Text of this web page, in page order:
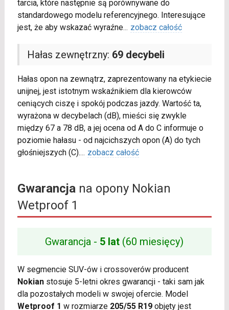
tarcia, które następnie są porównywane do
standardowego modelu referencyjnego. Interesujące
jest, że aby wskazać wyraźne... zobacz całość
Hałas zewnętrzny: 69 decybeli
Hałas opon na zewnątrz, zaprezentowany na etykiecie
unijnej, jest istotnym wskaźnikiem dla kierowców
ceniących ciszę i spokój podczas jazdy. Wartość ta,
wyrażona w decybelach (dB), mieści się zwykle
między 67 a 78 dB, a jej ocena od A do C informuje o
poziomie hałasu - od najcichszych opon (A) do tych
głośniejszych (C).... zobacz całość
Gwarancjana opony Nokian
Wetproof 1
Gwarancja - 5 lat (60 miesięcy)
W segmencie SUV-ów i crossoverów producent
Nokianstosuje 5-letni okres gwarancji - taki sam jak
dla pozostałych modeli w swojej ofercie. Model
Wetproof 1 w rozmiarze 205/55 R19objęty jest